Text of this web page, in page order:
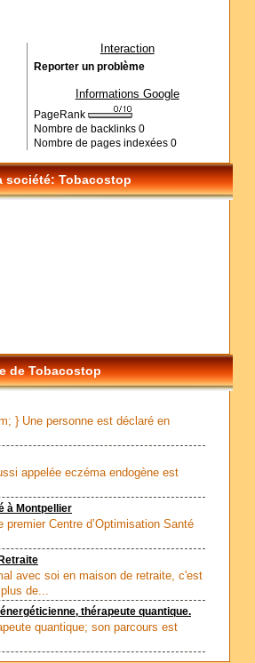
Interaction
Reporter un problème
Informations Google
PageRank
Nombre de backlinks 0
Nombre de pages indexées 0
société: Tobacostop
de Tobacostop
} Une personne est déclaré en
appelée eczéma endogène est
à Montpellier
premier Centre d’Optimisation Santé
avec soi en maison de retraite, c'est
de...
thérapeute quantique.
quantique; son parcours est